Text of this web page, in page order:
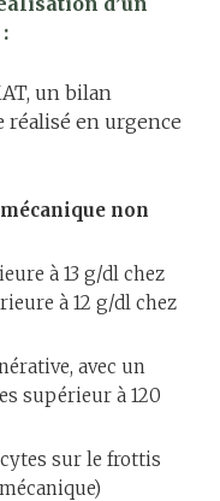
un bilan
en urgence
non
à 13 g/dl chez
à 12 g/dl chez
avec un
supérieur à 120
sur le frottis